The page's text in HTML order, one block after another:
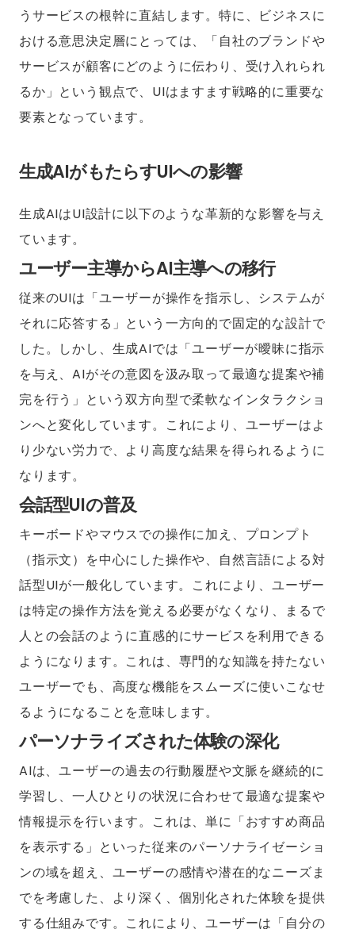
うサービスの根幹に直結します。特に、ビジネスに
おける意思決定層にとっては、「自社のブランドや
サービスが顧客にどのように伝わり、受け入れられ
るか」という観点で、UIはますます戦略的に重要な
要素となっています。
生成AIがもたらすUIへの影響
生成AIはUI設計に以下のような革新的な影響を与え
ています。
ユーザー主導からAI主導への移行
従来のUIは「ユーザーが操作を指示し、システムが
それに応答する」という一方向的で固定的な設計で
した。しかし、生成AIでは「ユーザーが曖昧に指示
を与え、AIがその意図を汲み取って最適な提案や補
完を行う」という双方向型で柔軟なインタラクショ
ンへと変化しています。これにより、ユーザーはよ
り少ない労力で、より高度な結果を得られるように
なります。
会話型UIの普及
キーボードやマウスでの操作に加え、プロンプト
（指示文）を中心にした操作や、自然言語による対
話型UIが一般化しています。これにより、ユーザー
は特定の操作方法を覚える必要がなくなり、まるで
人との会話のように直感的にサービスを利用できる
ようになります。これは、専門的な知識を持たない
ユーザーでも、高度な機能をスムーズに使いこなせ
るようになることを意味します。
パーソナライズされた体験の深化
AIは、ユーザーの過去の行動履歴や文脈を継続的に
学習し、一人ひとりの状況に合わせて最適な提案や
情報提示を行います。これは、単に「おすすめ商品
を表示する」といった従来のパーソナライゼーショ
ンの域を超え、ユーザーの感情や潜在的なニーズま
でを考慮した、より深く、個別化された体験を提供
する仕組みです。これにより、ユーザーは「自分の